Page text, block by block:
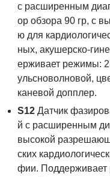
с расширенным
ор обзора 90 гр, с
ю для
ных, акушерско-
ерживает режимы:
ульсноволновой,
каневой допплер.
S12Датчик
й с расширенным
высокой
ских
фии. Поддерживает